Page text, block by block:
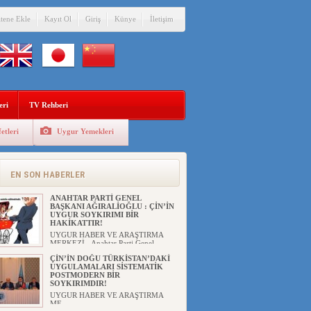
Ekle Kayıt Ol Giriş Künye İletişim
TV Rehberi
Uygur Yemekleri
EN SON HABERLER
ANAHTAR PARTİ GENEL
BAŞKANI AĞIRALİOĞLU : ÇİN’İN
UYGUR SOYKIRIMI BİR
HAKİKATTIR!
UYGUR HABER VE ARAŞTIRMA
MERKEZİ Anahtar Parti Genel
ÇİN’İN DOĞU TÜRKİSTAN’DAKİ
UYGULAMALARI SİSTEMATİK
POSTMODERN BİR
SOYKIRIMDIR!
UYGUR HABER VE ARAŞTIRMA
ME...